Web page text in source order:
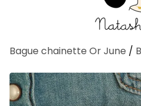
Bague chainette Or June /